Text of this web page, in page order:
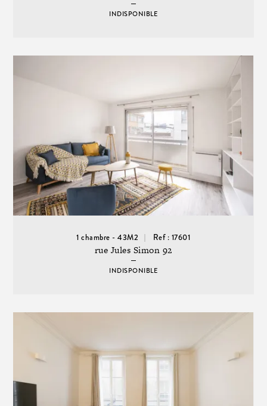
INDISPONIBLE
1 chambre - 43M2 Ref : 17601
rue Jules Simon 92
INDISPONIBLE